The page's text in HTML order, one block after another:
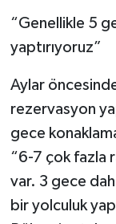
“Genellikle 5
yaptırıyoruz”
Aylar
rezervasyon
gece
“6-7 çok fazla
var. 3 gece
bir yolculuk